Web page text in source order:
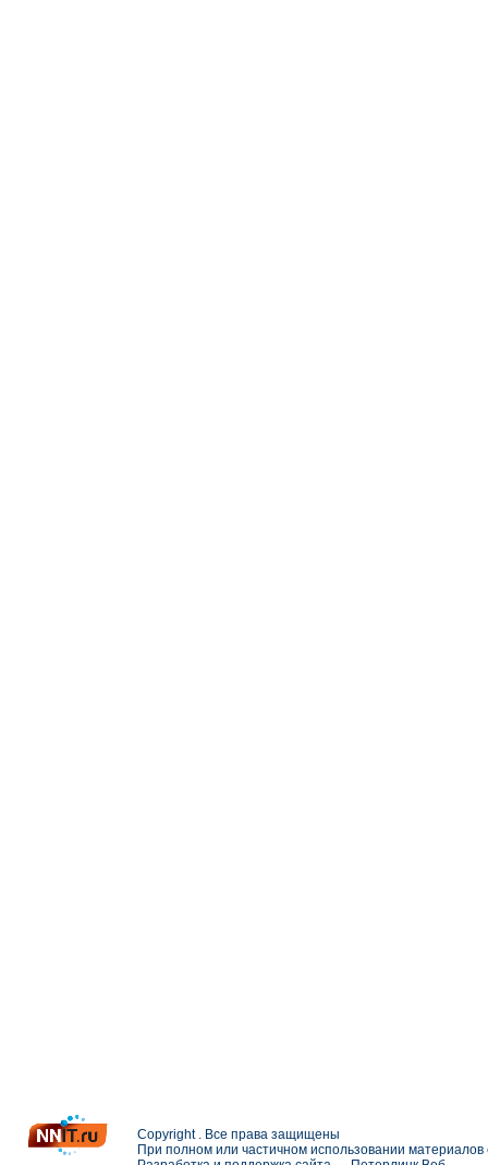
Copyright . Все права защищены
При полном или частичном использовании